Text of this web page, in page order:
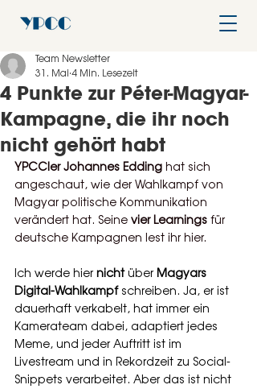
4 Punkte zur Péter-Magyar-
Kampagne, die ihr noch
nicht gehört habt
Team Newsletter
31. Mai 4 Min. Lesezeit
YPCCler Johannes Edding hat sich
angeschaut, wie der Wahlkampf von
Magyar politische Kommunikation
verändert hat. Seine vier Learnings für
deutsche Kampagnen lest ihr hier.
Ich werde hier nicht über Magyars
Digital-Wahlkampf schreiben. Ja, er ist
dauerhaft verkabelt, hat immer ein
Kamerateam dabei, adaptiert jedes
Meme, und jeder Auftritt ist im
Livestream und in Rekordzeit zu Social-
Snippets verarbeitet. Aber das ist nicht